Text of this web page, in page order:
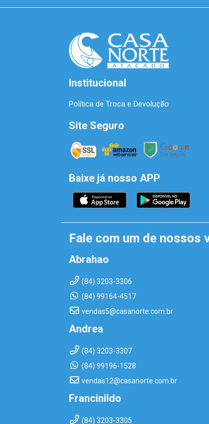
Institucional
Política de Troca e Devolução
Site Seguro
Baixe já nosso APP
Fale com um de nossos
Abrahao
(84) 3203-3306
(84) 99164-4517
vendas5@casanorte.com.br
Andrea
(84) 3203-3307
(84) 99196-1528
vendas12@casanorte.com.br
Francinildo
(84) 3203-3305